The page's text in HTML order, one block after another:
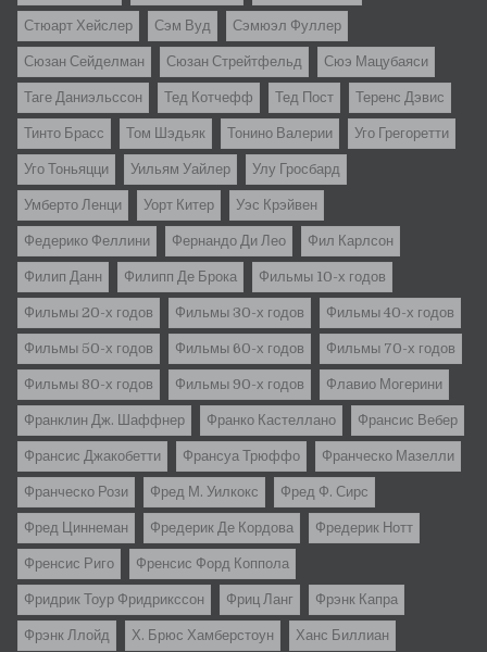
Стюарт Хейслер Сэм Вуд Сэмюэл Фуллер
Сюзан Сейделман Сюзан Стрейтфельд Сюэ Мацубаяси
Таге Даниэльссон Тед Котчефф Тед Пост Теренс Дэвис
Тинто Брасс Том Шэдьяк Тонино Валерии Уго Грегоретти
Уго Тоньяцци Уильям Уайлер Улу Гросбард
Умберто Ленци Уорт Китер Уэс Крэйвен
Федерико Феллини Фернандо Ди Лео Фил Карлсон
Филип Данн Филипп Де Брока Фильмы 10-х годов
Фильмы 20-х годов Фильмы 30-х годов Фильмы 40-х годов
Фильмы 50-х годов Фильмы 60-х годов Фильмы 70-х годов
Фильмы 80-х годов Фильмы 90-х годов Флавио Могерини
Франклин Дж. Шаффнер Франко Кастеллано Франсис Вебер
Франсис Джакобетти Франсуа Трюффо Франческо Мазелли
Франческо Рози Фред М. Уилкокс Фред Ф. Сирс
Фред Циннеман Фредерик Де Кордова Фредерик Нотт
Френсис Риго Френсис Форд Коппола
Фридрик Тоур Фридрикссон Фриц Ланг Фрэнк Капра
Фрэнк Ллойд Х. Брюс Хамберстоун Ханс Биллиан